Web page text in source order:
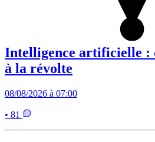
Intelligence artificielle :
à la révolte
08/08/2026 à 07:00
• 81